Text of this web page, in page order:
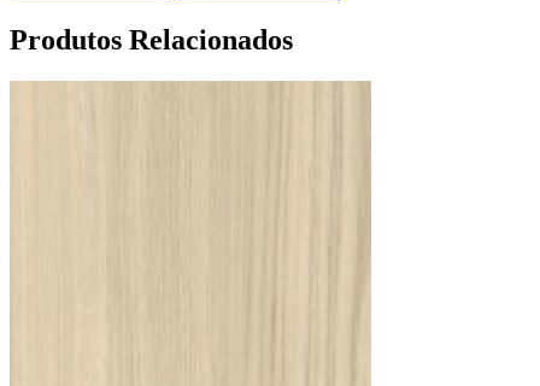
Produtos Relacionados